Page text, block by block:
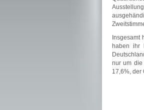
haben ihr
nur um die
17,6%, der